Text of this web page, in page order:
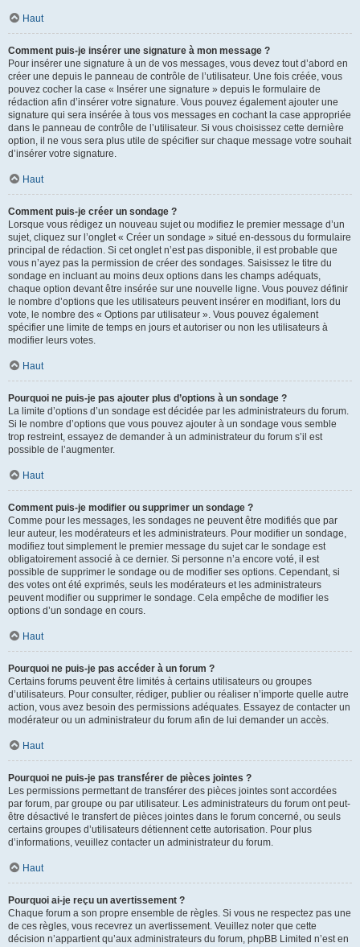
Haut
Comment puis-je insérer une signature à mon message ?
Pour insérer une signature à un de vos messages, vous devez tout d’abord en
créer une depuis le panneau de contrôle de l’utilisateur. Une fois créée, vous
pouvez cocher la case « Insérer une signature » depuis le formulaire de
rédaction afin d’insérer votre signature. Vous pouvez également ajouter une
signature qui sera insérée à tous vos messages en cochant la case appropriée
dans le panneau de contrôle de l’utilisateur. Si vous choisissez cette dernière
option, il ne vous sera plus utile de spécifier sur chaque message votre souhait
d’insérer votre signature.
Haut
Comment puis-je créer un sondage ?
Lorsque vous rédigez un nouveau sujet ou modifiez le premier message d’un
sujet, cliquez sur l’onglet « Créer un sondage » situé en-dessous du formulaire
principal de rédaction. Si cet onglet n’est pas disponible, il est probable que
vous n’ayez pas la permission de créer des sondages. Saisissez le titre du
sondage en incluant au moins deux options dans les champs adéquats,
chaque option devant être insérée sur une nouvelle ligne. Vous pouvez définir
le nombre d’options que les utilisateurs peuvent insérer en modifiant, lors du
vote, le nombre des « Options par utilisateur ». Vous pouvez également
spécifier une limite de temps en jours et autoriser ou non les utilisateurs à
modifier leurs votes.
Haut
Pourquoi ne puis-je pas ajouter plus d’options à un sondage ?
La limite d’options d’un sondage est décidée par les administrateurs du forum.
Si le nombre d’options que vous pouvez ajouter à un sondage vous semble
trop restreint, essayez de demander à un administrateur du forum s’il est
possible de l’augmenter.
Haut
Comment puis-je modifier ou supprimer un sondage ?
Comme pour les messages, les sondages ne peuvent être modifiés que par
leur auteur, les modérateurs et les administrateurs. Pour modifier un sondage,
modifiez tout simplement le premier message du sujet car le sondage est
obligatoirement associé à ce dernier. Si personne n’a encore voté, il est
possible de supprimer le sondage ou de modifier ses options. Cependant, si
des votes ont été exprimés, seuls les modérateurs et les administrateurs
peuvent modifier ou supprimer le sondage. Cela empêche de modifier les
options d’un sondage en cours.
Haut
Pourquoi ne puis-je pas accéder à un forum ?
Certains forums peuvent être limités à certains utilisateurs ou groupes
d’utilisateurs. Pour consulter, rédiger, publier ou réaliser n’importe quelle autre
action, vous avez besoin des permissions adéquates. Essayez de contacter un
modérateur ou un administrateur du forum afin de lui demander un accès.
Haut
Pourquoi ne puis-je pas transférer de pièces jointes ?
Les permissions permettant de transférer des pièces jointes sont accordées
par forum, par groupe ou par utilisateur. Les administrateurs du forum ont peut-
être désactivé le transfert de pièces jointes dans le forum concerné, ou seuls
certains groupes d’utilisateurs détiennent cette autorisation. Pour plus
d’informations, veuillez contacter un administrateur du forum.
Haut
Pourquoi ai-je reçu un avertissement ?
Chaque forum a son propre ensemble de règles. Si vous ne respectez pas une
de ces règles, vous recevrez un avertissement. Veuillez noter que cette
décision n’appartient qu’aux administrateurs du forum, phpBB Limited n’est en